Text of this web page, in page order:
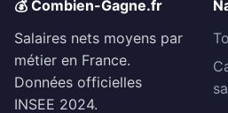
💰 Combien-Gagne.fr
Salaires nets moyens par
métier en France.
Données officielles
INSEE 2024.